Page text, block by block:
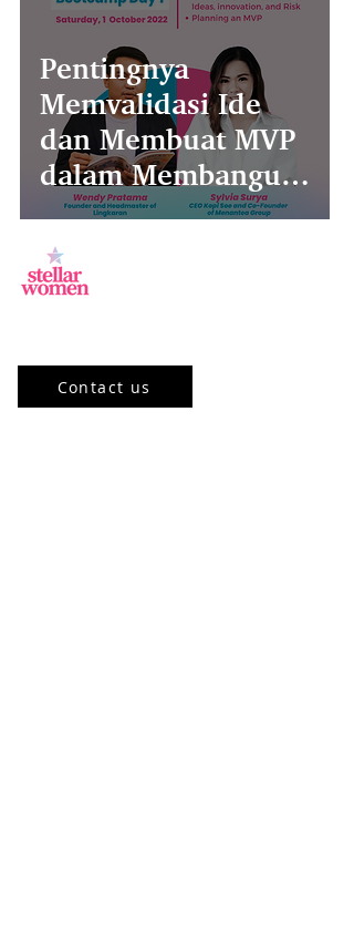
Pentingnya
Memvalidasi Ide
dan Membuat MVP
dalam Membangun
Bisnis
Contact us